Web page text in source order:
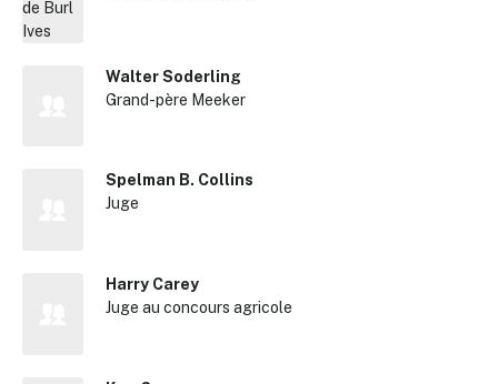
Walter Soderling
Grand-père Meeker
Spelman B. Collins
Juge
Harry Carey
Juge au concours agricole